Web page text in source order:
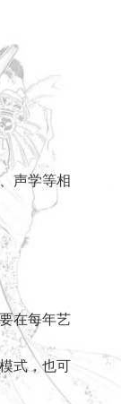
声学等相
在每年艺
式，也可